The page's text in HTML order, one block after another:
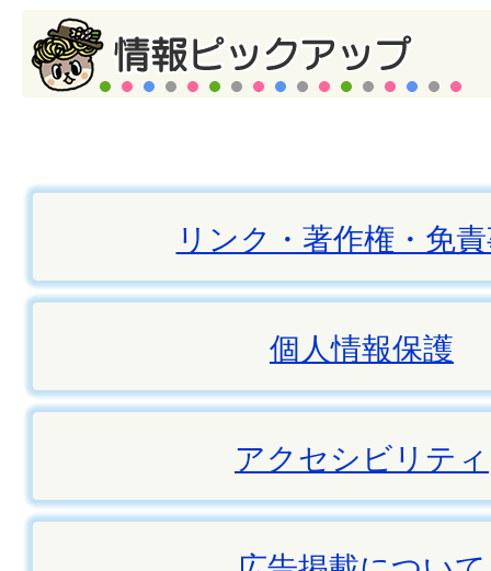
リンク・著作権・免
個人情報保護
アクセシビリティ